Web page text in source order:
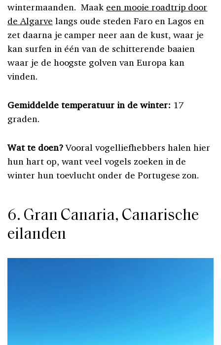
wintermaanden. Maak een mooie roadtrip door
de Algarve langs oude steden Faro en Lagos en
zet daarna je camper neer aan de kust, waar je
kan surfen in één van de schitterende baaien
waar je de hoogste golven van Europa kan
vinden.
Gemiddelde temperatuur in de winter: 17
graden.
Wat te doen?Vooral vogelliefhebbers halen hier
hun hart op, want veel vogels zoeken in de
winter hun toevlucht onder de Portugese zon.
6. Gran Canaria, Canarische
eilanden